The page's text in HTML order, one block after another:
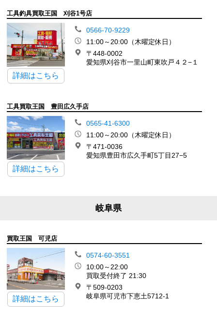
工具釣具買取王国 刈谷1号店
詳細はこちら
0566-70-9229
11:00～20:00（木曜定休日）
〒448-0002
愛知県刈谷市一里山町東吹戸４２−１
工具買取王国 豊田広久手店
詳細はこちら
0565-41-6300
11:00～20:00（木曜定休日）
〒471-0036
愛知県豊田市広久手町5丁目27−5
岐阜県
買取王国 可児店
詳細はこちら
0574-60-3551
10:00～22:00
買取受付終了 21:30
〒509-0203
岐阜県可児市下恵土5712-1